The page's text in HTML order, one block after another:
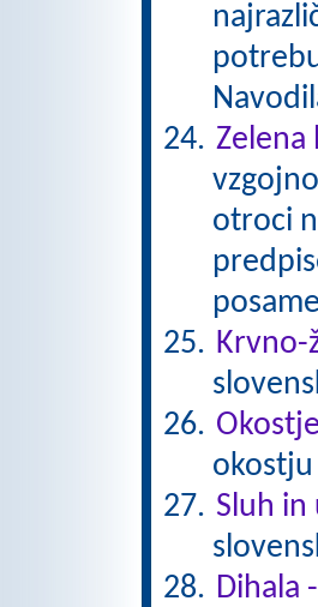
Zelena
otroci
Krvno-
Sluh
Dihala